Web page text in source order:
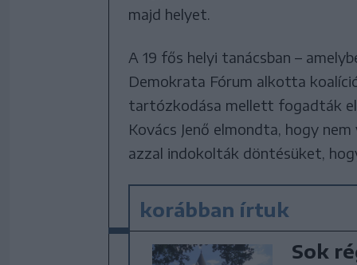
majd helyet.
A 19 fős helyi tanácsban –
Demokrata Fórum alkotta
tartózkodása mellett fogadták
Kovács Jenő elmondta, hogy
azzal indokolták döntésüket,
korábban írtuk
Sok